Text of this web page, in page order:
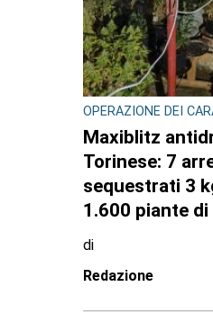
OPERAZIONE DEI
Maxiblitz
Torinese: 7
sequestrati 3
1.600 piante
di
Redazione